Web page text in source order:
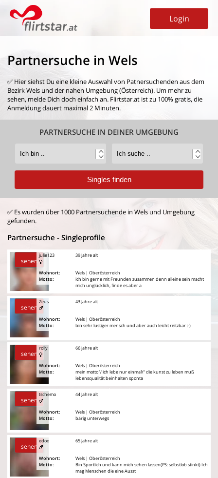
Login
Partnersuche in Wels
✅ Hier siehst Du eine kleine Auswahl von Patnersuchenden aus dem
Bezirk Wels und der nahen Umgebung (Österreich). Um mehr zu
sehen, melde Dich doch einfach an. Flirtstar.at ist zu 100% gratis, die
Anmeldung dauert maximal 2 Minuten.
PARTNERSUCHE IN DEINER UMGEBUNG
✅ Es wurden über 1000 Partnersuchende in Wels und Umgebung
gefunden.
Partnersuche - Singleprofile
sehen
julie123
Wohnort:
Motto:
39 Jahre alt
Wels | Oberösterreich
ich bin gerne mit Freunden zusammen denn alleine sein macht
mich unglücklich, finde es aber a
sehen
Zeus
Wohnort:
Motto:
43 Jahre alt
Wels | Oberösterreich
bin sehr lustiger mensch und aber auch leicht reitzbar :-)
sehen
rolly
Wohnort:
Motto:
66 Jahre alt
Wels | Oberösterreich
mein motto \"ich lebe nur einmal\" die kunst zu leben muß
lebensqualität beinhalten sponta
sehen
tschemo
Wohnort:
Motto:
44 Jahre alt
Wels | Oberösterreich
bärig unterwegs
sehen
edoo
Wohnort:
Motto:
65 Jahre alt
Wels | Oberösterreich
Bin Sportlich und kann mich sehen lassen(PS: selbstlob stinkt) Ich
mag Menschen die eine Ausst